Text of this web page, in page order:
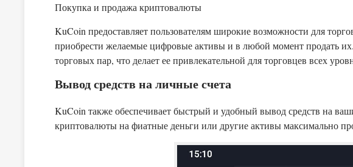
Покупка и продажа криптовалюты
KuCoin предоставляет пользователям широкие возможности для
приобрести желаемые цифровые активы и в любой момент продать
торговых пар, что делает ее привлекательной для торговцев всех
Вывод средств на личные счета
KuCoin также обеспечивает быстрый и удобный вывод средств на
криптовалюты на фиатные деньги или другие активы максимально